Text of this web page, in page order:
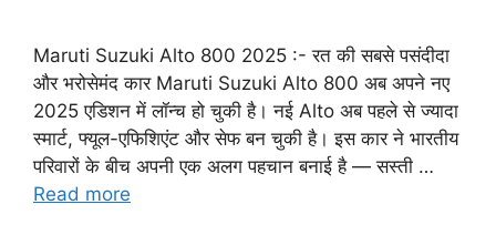
Maruti Suzuki Alto 800 2025 :- रत की सबसे पसंदीदा
और भरोसेमंद कार Maruti Suzuki Alto 800 अब अपने नए
2025 एडिशन में लॉन्च हो चुकी है। नई Alto अब पहले से ज्यादा
स्मार्ट, फ्यूल-एफिशिएंट और सेफ बन चुकी है। इस कार ने भारतीय
परिवारों के बीच अपनी एक अलग पहचान बनाई है — सस्ती …
Read more